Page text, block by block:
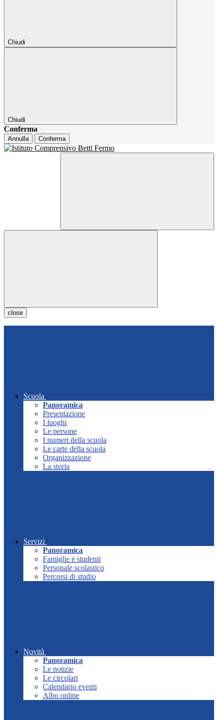
Chiudi
Chiudi
Conferma
Annulla Conferma
close
Scuola
Panoramica
Presentazione
I luoghi
Le persone
I numeri della scuola
Le carte della scuola
Organizzazione
La storia
Servizi
Panoramica
Famiglie e studenti
Personale scolastico
Percorsi di studio
Novità
Panoramica
Le notizie
Le circolari
Calendario eventi
Albo online